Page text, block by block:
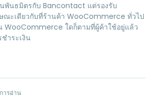
นพันธมิตรกับ Bancontact แต่รองรับ
ะเดียวกับที่ร้านค้า WooCommerce ทั่วไป
WooCommerce ใดก็ตามที่ผู้ค้าใช้อยู่แล้ว
ำระเงิน
ารอ่าน